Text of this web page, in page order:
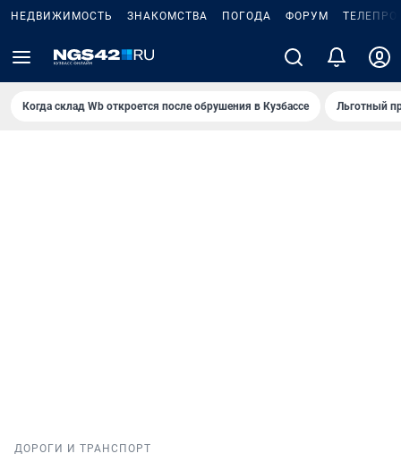
НЕДВИЖИМОСТЬ ЗНАКОМСТВА ПОГОДА ФОРУМ
Когда склад Wb откроется после обрушения в Кузбассе Льготный
ДОРОГИ И ТРАНСПОРТ